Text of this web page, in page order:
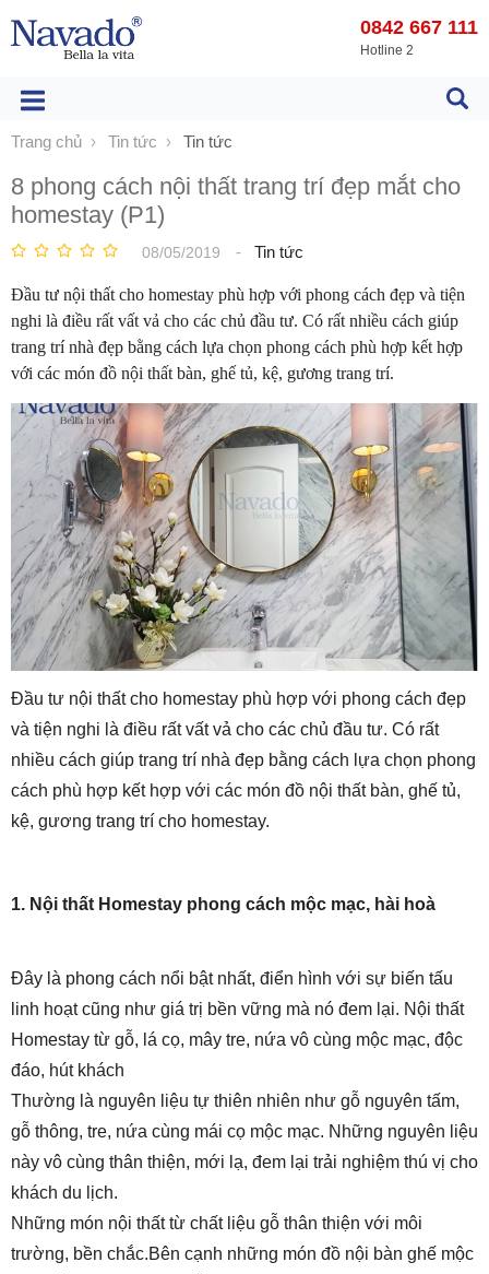
0842 667 111
Hotline 2
Trang chủ Tin tức Tin tức
8 phong cách nội thất trang trí đẹp mắt cho
homestay (P1)
08/05/2019 - Tin tức
Đầu tư nội thất cho homestay phù hợp với phong cách đẹp và tiện
nghi là điều rất vất vả cho các chủ đầu tư. Có rất nhiều cách giúp
trang trí nhà đẹp bằng cách lựa chọn phong cách phù hợp kết hợp
với các món đồ nội thất bàn, ghế tủ, kệ, gương trang trí.
Đầu tư nội thất cho homestay phù hợp với phong cách đẹp
và tiện nghi là điều rất vất vả cho các chủ đầu tư. Có rất
nhiều cách giúp trang trí nhà đẹp bằng cách lựa chọn phong
cách phù hợp kết hợp với các món đồ nội thất bàn, ghế tủ,
kệ, gương trang trí cho homestay.
1. Nội thất Homestay phong cách mộc mạc, hài hoà
Đây là phong cách nổi bật nhất, điển hình với sự biến tấu
linh hoạt cũng như giá trị bền vững mà nó đem lại. Nội thất
Homestay từ gỗ, lá cọ, mây tre, nứa vô cùng mộc mạc, độc
đáo, hút khách
Thường là nguyên liệu tự thiên nhiên như gỗ nguyên tấm,
gỗ thông, tre, nứa cùng mái cọ mộc mạc. Những nguyên liệu
này vô cùng thân thiện, mới lạ, đem lại trải nghiệm thú vị cho
khách du lịch.
Những món nội thất từ chất liệu gỗ thân thiện với môi
trường, bền chắc.Bên cạnh những món đồ nội bàn ghế mộc